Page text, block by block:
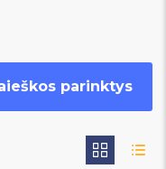
parinktys